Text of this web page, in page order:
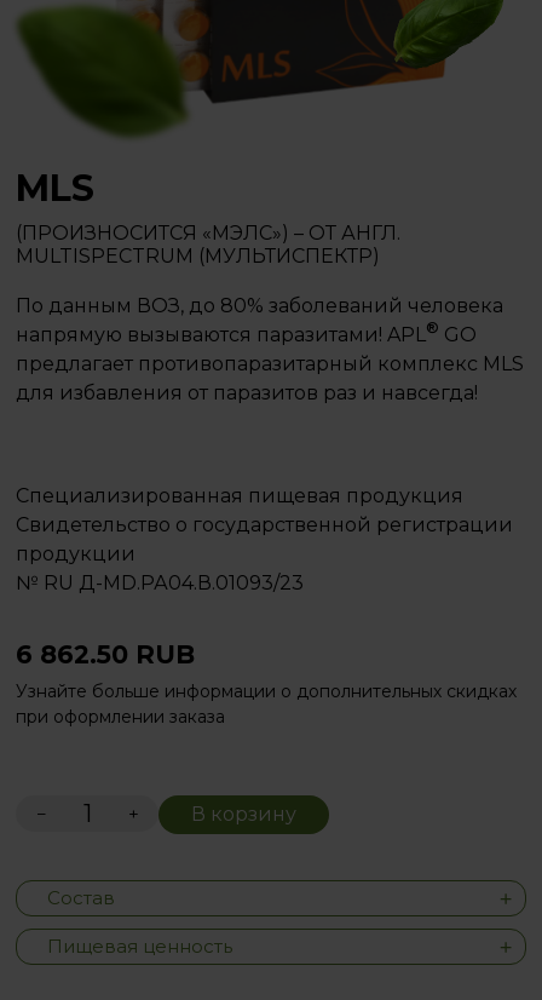
MLS
(ПРОИЗНОСИТСЯ «МЭЛС») – ОТ АНГЛ.
MULTISPECTRUM (МУЛЬТИСПЕКТР)
По данным ВОЗ, до 80% заболеваний человека
напрямую вызываются паразитами! APL® GO
предлагает противопаразитарный комплекс MLS
для избавления от паразитов раз и навсегда!
Специализированная пищевая продукция
Свидетельство о государственной регистрации
продукции
№ RU Д-MD.РА04.В.01093/23
6 862.50 RUB
Узнайте больше информации о дополнительных скидках
при оформлении заказа
− + В корзину
Состав
Пищевая ценность